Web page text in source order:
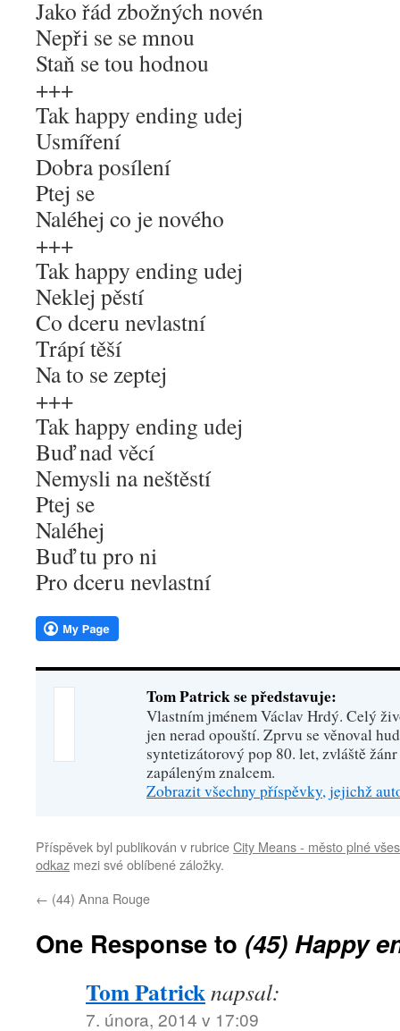
Jako řád zbožných novén
Nepři se se mnou
Staň se tou hodnou
+++
Tak happy ending udej
Usmíření
Dobra posílení
Ptej se
Naléhej co je nového
+++
Tak happy ending udej
Neklej pěstí
Co dceru nevlastní
Trápí těší
Na to se zeptej
+++
Tak happy ending udej
Buď nad věcí
Nemysli na neštěstí
Ptej se
Naléhej
Buď tu pro ni
Pro dceru nevlastní
Tom Patrick se představuje:
Vlastním jménem Václav Hrdý. Celý
jen nerad opouští. Zprvu se věnoval
syntetizátorový pop 80. let, zvláště
zapáleným znalcem.
Zobrazit všechny příspěvky, jejichž
Příspěvek byl publikován v rubriceCity Means - město plné
odkaz mezi své oblíbené záložky.
← (44) Anna Rouge
One Response to (45) Happy
Tom Patricknapsal:
7. února, 2014 v 17:09